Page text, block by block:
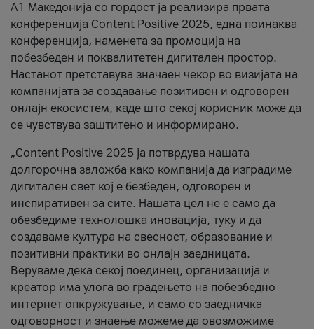
А1 Македонија со гордост ја реализира првата
конференција Content Positive 2025, една поинаква
конференција, наменета за промоција на
побезбеден и поквалитетен дигитален простор.
Настанот претставува значаен чекор во визијата на
компанијата за создавање позитивен и одговорен
онлајн екосистем, каде што секој корисник може да
се чувствува заштитено и информирано.
„Content Positive 2025 ја потврдува нашата
долгорочна заложба како компанија да изградиме
дигитален свет кој е безбеден, одговорен и
инспиративен за сите. Нашата цел не е само да
обезбедиме технолошка иновација, туку и да
создаваме култура на свесност, образование и
позитивни практики во онлајн заедницата.
Веруваме дека секој поединец, организација и
креатор има улога во градењето на побезбедно
интернет опкружување, и само со заедничка
одговорност и знаење можеме да овозможиме